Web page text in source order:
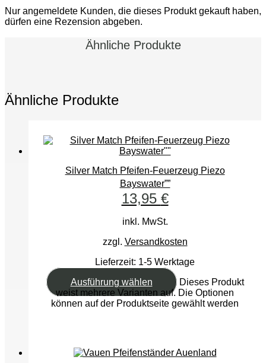
Nur angemeldete Kunden, die dieses Produkt gekauft haben,
dürfen eine Rezension abgeben.
Ähnliche Produkte
Ähnliche Produkte
Silver Match Pfeifen-Feuerzeug Piezo
Bayswater””
13,95 €
inkl. MwSt.
zzgl. Versandkosten
Lieferzeit: 1-5 Werktage
Ausführung wählen
Dieses Produkt
weist mehrere Varianten auf. Die Optionen
können auf der Produktseite gewählt werden